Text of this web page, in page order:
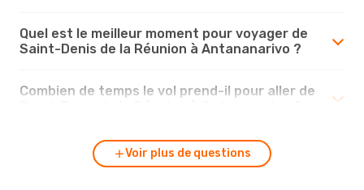
Quel est le meilleur moment pour voyager de
Saint-Denis de la Réunion à Antananarivo ?
Combien de temps le vol prend-il pour aller de
Voir plus de questions